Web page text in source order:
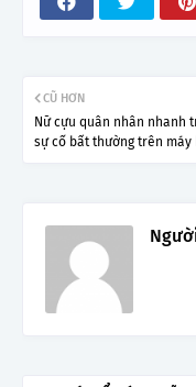
CŨ HƠN
Nữ cựu quân nhân nhanh
sự cố bất thường trên máy